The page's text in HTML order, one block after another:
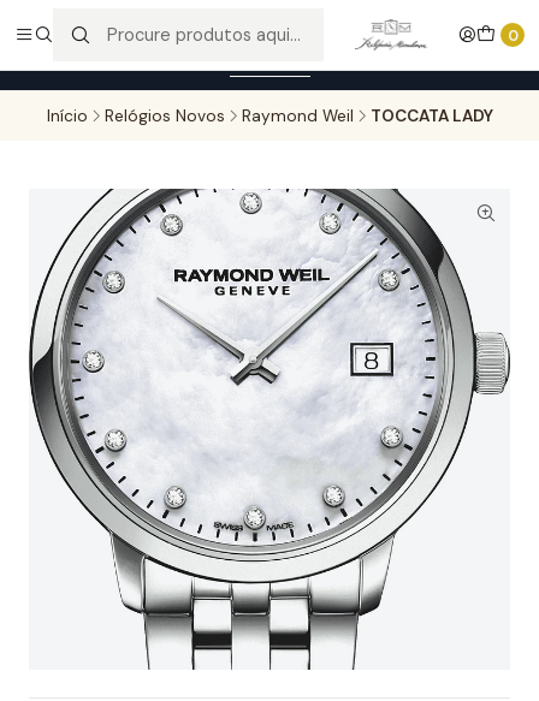
0
Entregas gratuitas para compras superiores a 100,00€ - Todas as
encomendas serão sujeitas a confirmação de stock.
Início Relógios Novos Raymond Weil TOCCATA LADY